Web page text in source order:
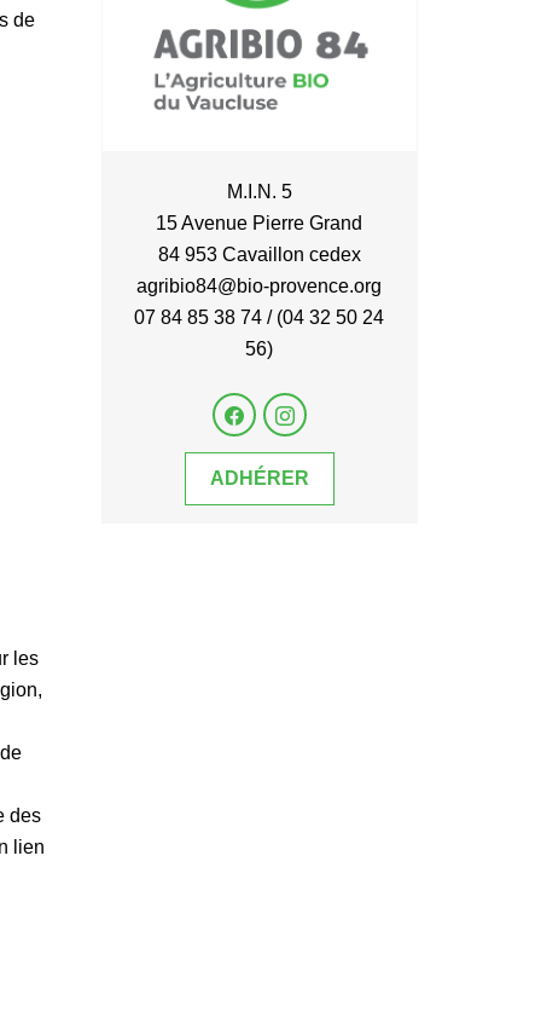
de
les
des
lien
M.I.N. 5
15 Avenue Pierre Grand
84 953 Cavaillon cedex
agribio84@bio-provence.org
07 84 85 38 74 / (04 32 50 24
56)
ADHÉRER